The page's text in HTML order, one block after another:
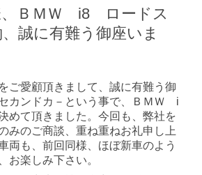
、ＢＭＷ i8 ロードス
誠に有難う御座いま
ご愛顧頂きまして、誠に有難う御
カンドカ－という事で、ＢＭＷ i
めて頂きました。今回も、弊社を
みのご商談、重ね重ねお礼申し上
両も、前回同様、ほぼ新車のよう
お楽しみ下さい。